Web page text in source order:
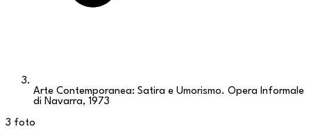
Arte Contemporanea: Satira e Umorismo. Opera Informale
di Navarra, 1973
3 foto